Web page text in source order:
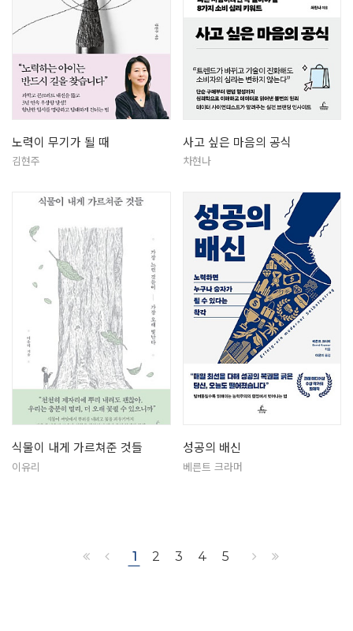
노력이 무기가 될 때
김현주
사고 싶은 마음의 공식
차현나
식물이 내게 가르쳐준 것들
이유리
성공의 배신
베른트 크라머
1 2 3 4 5